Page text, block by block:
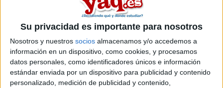
Su privacidad es importante para nosotros
Nosotros y nuestros socios almacenamos y/o accedemos a
información en un dispositivo, como cookies, y procesamos
datos personales, como identificadores únicos e información
estándar enviada por un dispositivo para publicidad y contenido
personalizado, medición de publicidad y contenido,
UNIVERSIDAD DE CáDIZ (Universidad Pública)
Tipo: Máster
Pídeles información ¡GRATIS!
Seleccionar por provincia